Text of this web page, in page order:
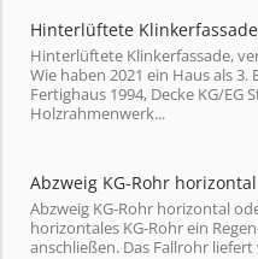
Hinterlüftete
Hinterlüftete Klinkerfassade,
Wie haben 2021 ein Haus als 3.
Fertighaus 1994, Decke KG/EG
Holzrahmenwerk...
Abzweig KG-Rohr
Abzweig KG-Rohr horizontal
horizontales KG-Rohr ein
anschließen. Das Fallrohr